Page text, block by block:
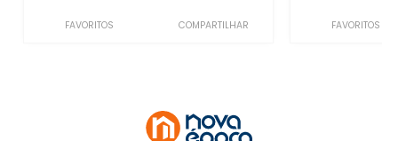
FAVORITOS COMPARTILHAR FAVORITOS